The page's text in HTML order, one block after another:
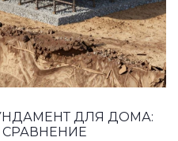
ДЛЯ ДОМА:
СРАВНЕНИЕ